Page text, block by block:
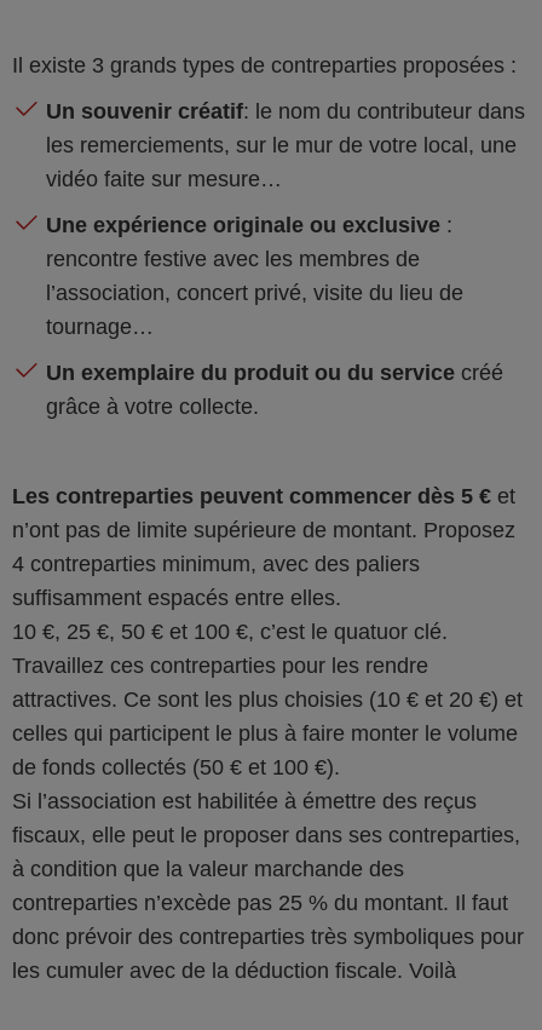
Il existe 3 grands types de contreparties proposées :
Un souvenir créatif: le nom du contributeur dans
les remerciements, sur le mur de votre local, une
vidéo faite sur mesure…
Une expérience originale ou exclusive :
rencontre festive avec les membres de
l’association, concert privé, visite du lieu de
tournage…
Un exemplaire du produit ou du service créé
grâce à votre collecte.
Les contreparties peuvent commencer dès 5 € et
n’ont pas de limite supérieure de montant. Proposez
4 contreparties minimum, avec des paliers
suffisamment espacés entre elles.
10 €, 25 €, 50 € et 100 €, c’est le quatuor clé.
Travaillez ces contreparties pour les rendre
attractives. Ce sont les plus choisies (10 € et 20 €) et
celles qui participent le plus à faire monter le volume
de fonds collectés (50 € et 100 €).
Si l’association est habilitée à émettre des reçus
fiscaux, elle peut le proposer dans ses contreparties,
à condition que la valeur marchande des
contreparties n’excède pas 25 % du montant. Il faut
donc prévoir des contreparties très symboliques pour
les cumuler avec de la déduction fiscale. Voilà